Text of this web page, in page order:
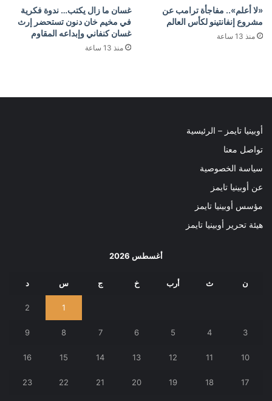
«لا أعلم».. مفاجأة ترامب عن
مشروع إنفانتينو لكأس العالم
منذ 13 ساعة
غسان ما زال يكتب… ندوة فكرية
في مخيم خان دنون تستحضر إرث
غسان كنفاني وإبداعه المقاوم
منذ 13 ساعة
أوبينيا تايمز – الرئيسية
تواصل معنا
سياسة الخصوصية
عن أوبينيا تايمز
مؤسس أوبينيا تايمز
هيئة تحرير أوبينيا تايمز
أغسطس 2026
ن ث أرب خ ج س د
1
2
3
4
5
6
7
8
9
10
11
12
13
14
15
16
17
18
19
20
21
22
23